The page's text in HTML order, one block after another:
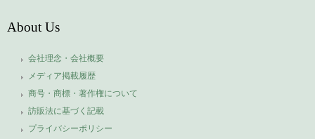
About Us
会社理念・会社概要
メディア掲載履歴
商号・商標・著作権について
訪販法に基づく記載
プライバシーポリシー